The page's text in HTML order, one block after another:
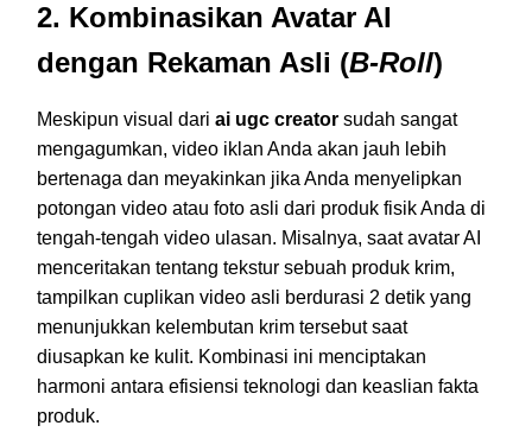
2. Kombinasikan Avatar AI
dengan Rekaman Asli (B-Roll)
Meskipun visual dari ai ugc creator sudah sangat
mengagumkan, video iklan Anda akan jauh lebih
bertenaga dan meyakinkan jika Anda menyelipkan
potongan video atau foto asli dari produk fisik Anda di
tengah-tengah video ulasan. Misalnya, saat avatar AI
menceritakan tentang tekstur sebuah produk krim,
tampilkan cuplikan video asli berdurasi 2 detik yang
menunjukkan kelembutan krim tersebut saat
diusapkan ke kulit. Kombinasi ini menciptakan
harmoni antara efisiensi teknologi dan keaslian fakta
produk.